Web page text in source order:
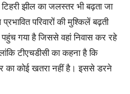
झील का जलस्तर भी बढ़ता जा
परिवारों की मुश्किलें बढ़ती
गया है जिससे वहां निवास कर रहे
टीएचडीसी का कहना है कि
का कोई खतरा नहीं है। इससे डरने